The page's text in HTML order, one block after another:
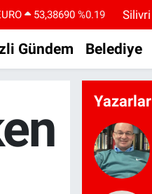
61,60380 %0.18
6862,09000
%0.19
BİST100 14.598,00 %0
45,43620
Silivri
Gündem Belediye
Yazarlar